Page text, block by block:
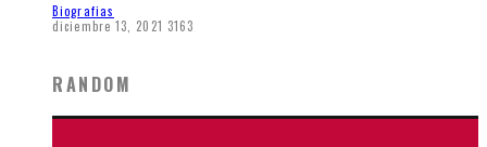
Biografias
diciembre 13, 2021 3163
RANDOM